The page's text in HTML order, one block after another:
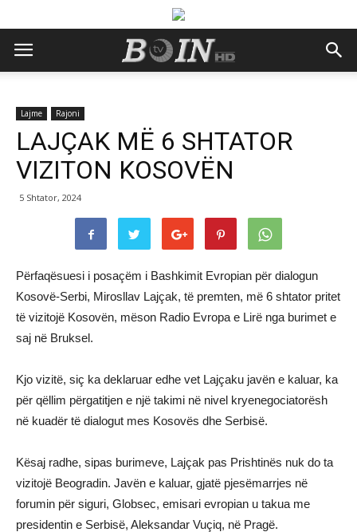
Lajme Rajoni
LAJÇAK MË 6 SHTATOR
VIZITON KOSOVËN
5 Shtator, 2024
Përfaqësuesi i posaçëm i Bashkimit Evropian për dialogun
Kosovë-Serbi, Mirosllav Lajçak, të premten, më 6 shtator pritet
të vizitojë Kosovën, mëson Radio Evropa e Lirë nga burimet e
saj në Bruksel.
Kjo vizitë, siç ka deklaruar edhe vet Lajçaku javën e kaluar, ka
për qëllim përgatitjen e një takimi në nivel kryenegociatorësh
në kuadër të dialogut mes Kosovës dhe Serbisë.
Kësaj radhe, sipas burimeve, Lajçak pas Prishtinës nuk do ta
vizitojë Beogradin. Javën e kaluar, gjatë pjesëmarrjes në
forumin për siguri, Globsec, emisari evropian u takua me
presidentin e Serbisë, Aleksandar Vuçiq, në Pragë.